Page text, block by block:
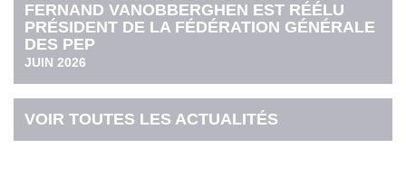
FERNAND VANOBBERGHEN EST RÉÉLU
PRÉSIDENT DE LA FÉDÉRATION GÉNÉRALE
DES PEP
JUIN 2026
VOIR TOUTES LES ACTUALITÉS